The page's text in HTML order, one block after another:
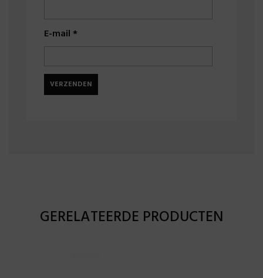
E-mail*
GERELATEERDE PRODUCTEN